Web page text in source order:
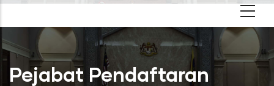
Pejabat Pendaftaran